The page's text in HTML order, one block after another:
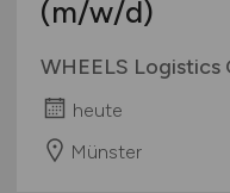
(m/w/d)
WHEELS Logistics
heute
Münster